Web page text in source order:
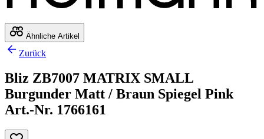
Ähnliche Artikel
Zurück
Bliz ZB7007 MATRIX SMALL
Burgunder Matt / Braun Spiegel Pink
Art.-Nr. 1766161